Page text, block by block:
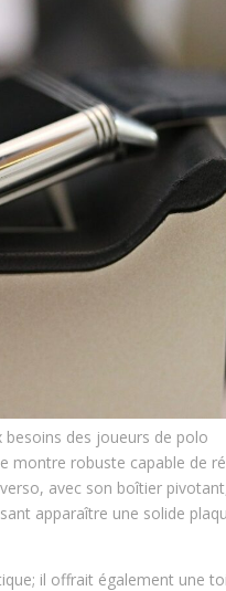
besoins des joueurs de polo
montre robuste capable de
avec son boîtier
apparaître une solide
il offrait également une